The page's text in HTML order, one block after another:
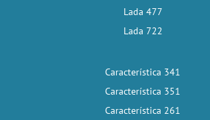
Lada 477
Lada 722
Característica 341
Característica 351
Característica 261